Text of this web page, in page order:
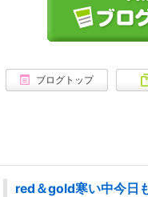
ブログトップ
red＆gold寒い中今日